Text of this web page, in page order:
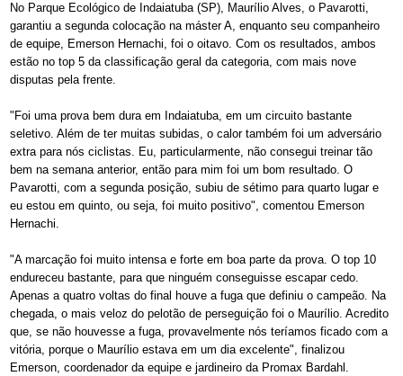
No Parque Ecológico de Indaiatuba (SP), Maurílio Alves, o Pavarotti,
garantiu a segunda colocação na máster A, enquanto seu companheiro
de equipe, Emerson Hernachi, foi o oitavo. Com os resultados, ambos
estão no top 5 da classificação geral da categoria, com mais nove
disputas pela frente.
"Foi uma prova bem dura em Indaiatuba, em um circuito bastante
seletivo. Além de ter muitas subidas, o calor também foi um adversário
extra para nós ciclistas. Eu, particularmente, não consegui treinar tão
bem na semana anterior, então para mim foi um bom resultado. O
Pavarotti, com a segunda posição, subiu de sétimo para quarto lugar e
eu estou em quinto, ou seja, foi muito positivo", comentou Emerson
Hernachi.
"A marcação foi muito intensa e forte em boa parte da prova. O top 10
endureceu bastante, para que ninguém conseguisse escapar cedo.
Apenas a quatro voltas do final houve a fuga que definiu o campeão. Na
chegada, o mais veloz do pelotão de perseguição foi o Maurílio. Acredito
que, se não houvesse a fuga, provavelmente nós teríamos ficado com a
vitória, porque o Maurílio estava em um dia excelente", finalizou
Emerson, coordenador da equipe e jardineiro da Promax Bardahl.